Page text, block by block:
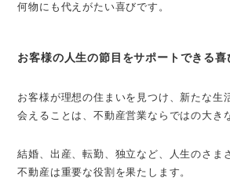
何物にも代えがたい喜びです。
お客様の人生の節目をサポートできる喜
お客様が理想の住まいを見つけ、新たな生
会えることは、不動産営業ならではの大き
結婚、出産、転勤、独立など、人生のさま
不動産は重要な役割を果たします。